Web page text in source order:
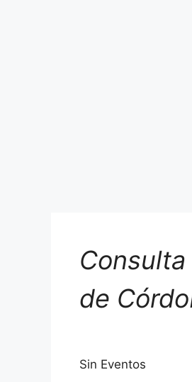
de
Sin Eventos